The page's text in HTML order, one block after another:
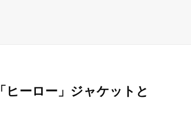
ーロー」ジャケットと